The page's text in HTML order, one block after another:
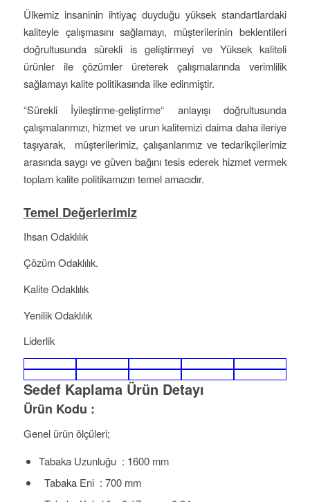
Ülkemiz insaninin ihtiyaç duyduğu yüksek standartlardaki
kaliteyle çalışmasını sağlamayı, müşterilerinin beklentileri
doğrultusunda sürekli is geliştirmeyi ve Yüksek kaliteli
ürünler ile çözümler üreterek çalışmalarında verimlilik
sağlamayı kalite politikasında ilke edinmiştir.
“Sürekli İyileştirme-geliştirme“ anlayışı doğrultusunda
çalışmalarımızı, hizmet ve urun kalitemizi daima daha ileriye
taşıyarak, müşterilerimiz, çalışanlarımız ve tedarikçilerimiz
arasında saygı ve güven bağını tesis ederek hizmet vermek
toplam kalite politikamızın temel amacıdır.
Temel Değerlerimiz
Ihsan Odaklılık
Çözüm Odaklılık.
Kalite Odaklılık
Yenilik Odaklılık
Liderlik
Sedef Kaplama Ürün Detayı
Ürün Kodu :
Genel ürün ölçüleri;
Tabaka Uzunluğu : 1600 mm
Tabaka Eni : 700 mm